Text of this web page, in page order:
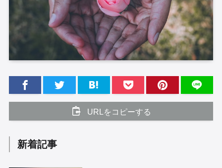
URLをコピーする
新着記事